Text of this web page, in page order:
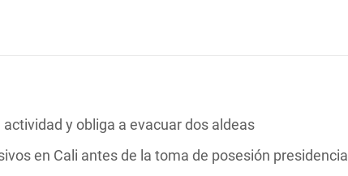
y obliga a evacuar dos aldeas
en Cali antes de la toma de posesión presidencial